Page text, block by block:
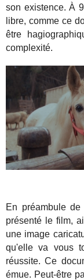
son existence. À
libre, comme ce
être
complexité.
En préambule
présenté le film,
une image
qu'elle va vous
réussite. Ce
émue. Peut-être